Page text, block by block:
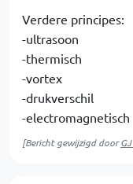
Verdere principes:
-ultrasoon
-thermisch
-vortex
-drukverschil
-electromagnetisch
[Bericht gewijzigd doorGJ_